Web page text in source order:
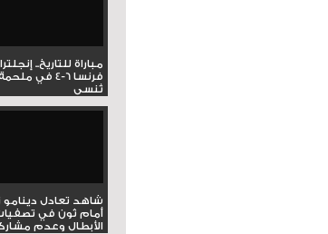
مباراة للتاريخ..
فرنسا 6-4 في
تُنسى
شاهد تعادل دينامو
أمام ثون في
الأبطال وعدم